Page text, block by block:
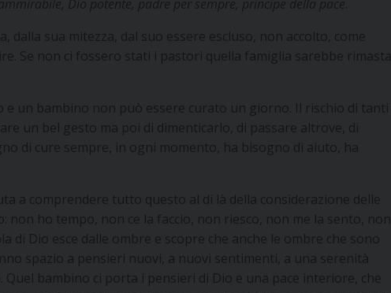
Dio potente, padre per sempre, principe della pace
dalla sua mitezza, dal suo essere escluso, non accolto, come
Se non ci fossero stati i pastori quella famiglia sarebbe rimasta
un bambino non può essere curato un giorno. Il rischio di tanti a
un bel gesto ma poi di dimenticarlo, di passare altrove, di
di cure sempre, in ogni momento, ha bisogno di aiuto, ha
a comprendere tutto questo al di là della considerazione delle
non ho tempo, non ce la faccio, non riesco, non me la sento, non
di Dio esce dalle ombre e scopre che anche le ombre che sono
spazio a pensieri nuovi, a nuovi sentimenti, a una serenità
bambino ci porta i pensieri di Dio e una pace interiore, che